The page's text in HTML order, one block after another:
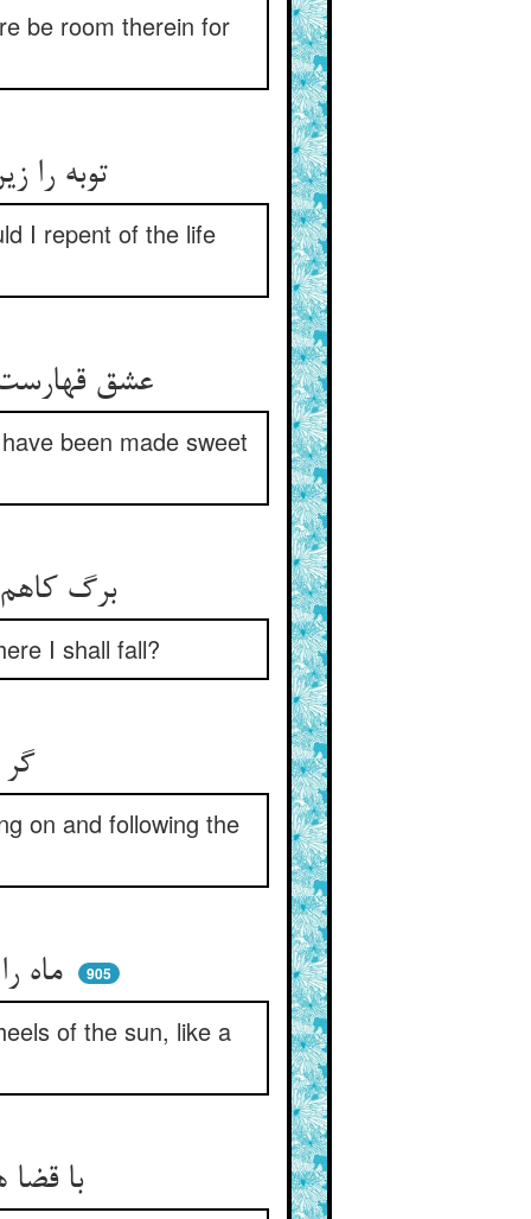
be room therein for
I repent of the life
عشق قهارست و من مقهور عشق ** چون شکر شیرین شدم از شور عشق
been made sweet
برگ کاهم پیش تو ای تند باد ** من چه دانم که کجا خواهم فتاد
I shall fall?
گر هلالم گر بلالم می‌دوم ** مقتدی آفتابت می‌شوم
on and following the
ماه را با زفتی و زاری چه کار ** در پی خورشید پوید سایه‌وار 905
of the sun, like a
با قضا هر کو قراری می‌دهد ** ریش‌خند سبلت خود می‌کند